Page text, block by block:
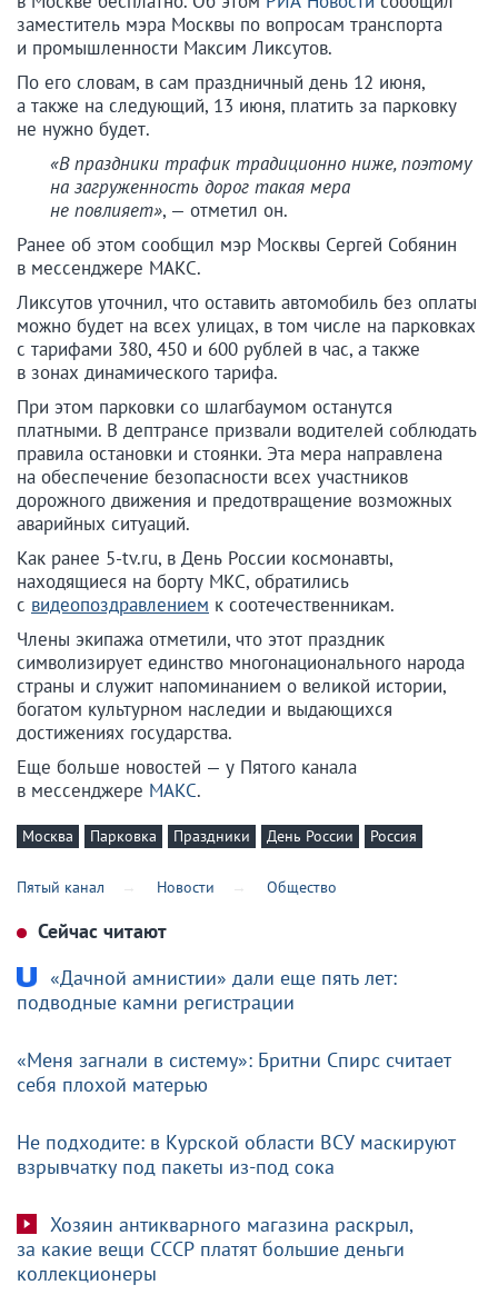
заместитель мэра Москвы по вопросам транспорта
и промышленности Максим Ликсутов.
По его словам, в сам праздничный день 12 июня,
а также на следующий, 13 июня, платить за парковку
не нужно будет.
«В праздники трафик традиционно ниже, поэтому
на загруженность дорог такая мера
не повлияет», — отметил он.
Ранее об этом сообщил мэр Москвы Сергей Собянин
в мессенджере МАКС.
Ликсутов уточнил, что оставить автомобиль без оплаты
можно будет на всех улицах, в том числе на парковках
с тарифами 380, 450 и 600 рублей в час, а также
в зонах динамического тарифа.
При этом парковки со шлагбаумом останутся
платными. В дептрансе призвали водителей соблюдать
правила остановки и стоянки. Эта мера направлена
на обеспечение безопасности всех участников
дорожного движения и предотвращение возможных
аварийных ситуаций.
Как ранее 5-tv.ru, в День России космонавты,
находящиеся на борту МКС, обратились
с видеопоздравлением к соотечественникам.
Члены экипажа отметили, что этот праздник
символизирует единство многонационального народа
страны и служит напоминанием о великой истории,
богатом культурном наследии и выдающихся
достижениях государства.
Еще больше новостей — у Пятого канала
в мессенджере МАКС.
Москва Парковка Праздники День России Россия
Пятый канал Новости Общество
Сейчас читают
«Дачной амнистии» дали еще пять лет:
подводные камни регистрации
«Меня загнали в систему»: Бритни Спирс считает
себя плохой матерью
Не подходите: в Курской области ВСУ маскируют
взрывчатку под пакеты из-под сока
Хозяин антикварного магазина раскрыл,
за какие вещи СССР платят большие деньги
коллекционеры